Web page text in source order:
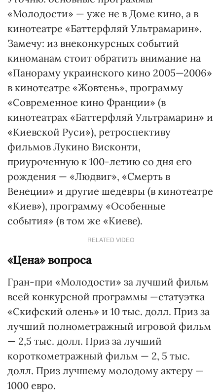
«Молодости» — уже не в Доме кино, а в
кинотеатре «Баттерфляй Ультрамарин».
Замечу: из внеконкурсных событий
киноманам стоит обратить внимание на
«Панораму украинского кино 2005—2006»
в кинотеатре «Жовтень», программу
«Современное кино Франции» (в
кинотеатрах «Баттерфляй Ультрамарин» и
«Киевской Руси»), ретроспективу
фильмов Лукино Висконти,
приуроченную к 100-летию со дня его
рождения — «Людвиг», «Смерть в
Венеции» и другие шедевры (в кинотеатре
«Киев»), программу «Особенные
события» (в том же «Киеве).
RELATED VIDEO
«Цена» вопроса
Гран-при «Молодости» за лучший фильм
всей конкурсной программы —статуэтка
«Скифский олень» и 10 тыс. долл. Приз за
лучший полнометражный игровой фильм
— 2,5 тыс. долл. Приз за лучший
короткометражный фильм — 2, 5 тыс.
долл. Приз лучшему молодому актеру —
1000 евро.